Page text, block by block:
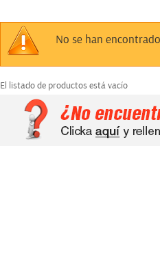
No se han
El listado de productos está vacío